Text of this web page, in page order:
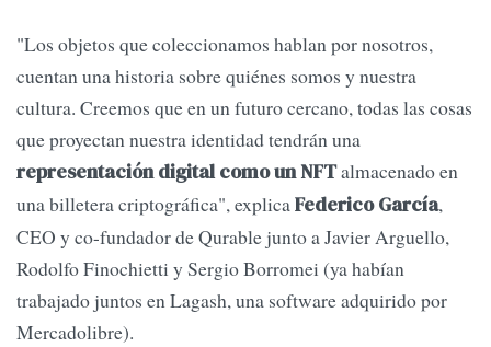
"Los objetos que coleccionamos hablan por nosotros,
cuentan una historia sobre quiénes somos y nuestra
cultura. Creemos que en un futuro cercano, todas las cosas
que proyectan nuestra identidad tendrán una
representación digital como un NFTalmacenado en
una billetera criptográfica", explicaFederico García,
CEO y co-fundador de Qurable junto a Javier Arguello,
Rodolfo Finochietti y Sergio Borromei (ya habían
trabajado juntos en Lagash, una software adquirido por
Mercadolibre).